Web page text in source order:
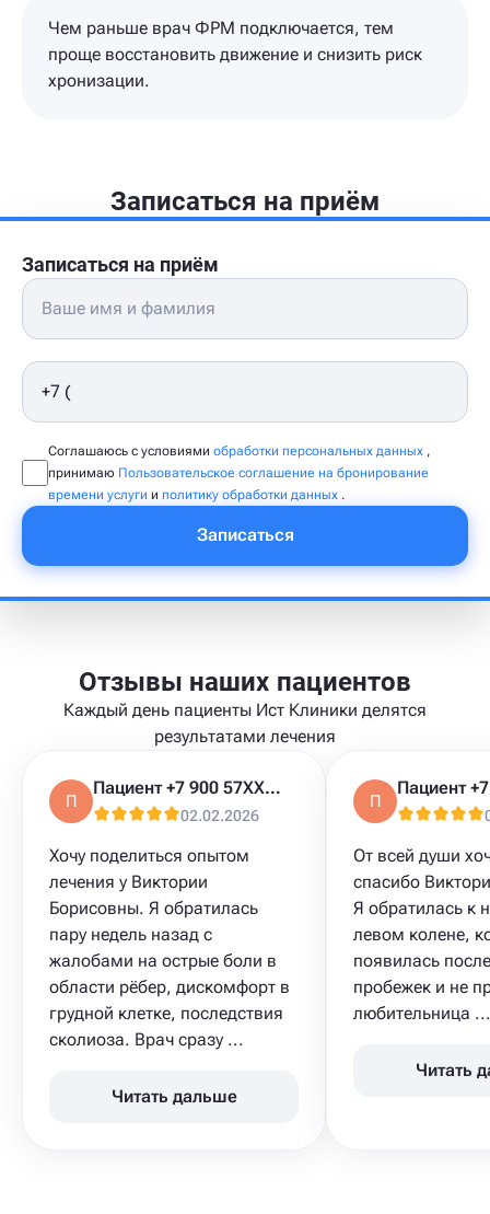
Чем раньше врач ФРМ подключается, тем
проще восстановить движение и снизить риск
хронизации.
Записаться на приём
Записаться на приём
Соглашаюсь с условиями обработки персональных данных ,
принимаю Пользовательское соглашение на бронирование
времени услуги и политику обработки данных .
Записаться
Отзывы наших пациентов
Каждый день пациенты Ист Клиники делятся
результатами лечения
П
Пациент +7 900 57XXXXX
02.02.2026
Хочу поделиться опытом
лечения у Виктории
Борисовны. Я обратилась
пару недель назад с
жалобами на острые боли в
области рёбер, дискомфорт в
грудной клетке, последствия
сколиоза​. Врач сразу ...
Читать дальше
П
От всей души
спасибо
Я обратилась к
левом колене,
появилась
пробежек и не
любительница ...
Читать